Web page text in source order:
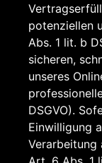
potenziellen
Abs. 1 lit. b
sicheren,
unseres
DSGVO).
Einwilligung
Verarbeitung